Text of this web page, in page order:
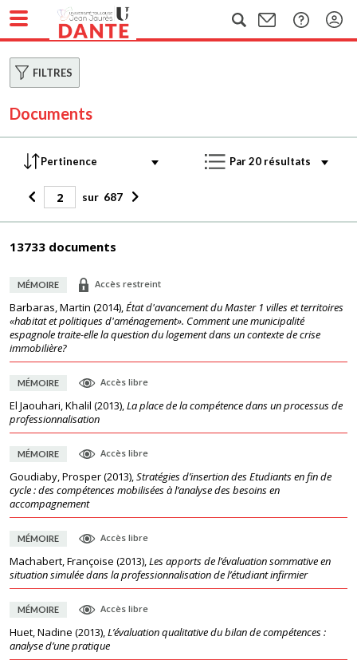
FILTRES
Documents
sur 687
13733 documents
MÉMOIRE Accès restreint
Barbaras, Martin (2014),État d'avancement du Master 1 villes et territoires
«habitat et politiques d'aménagement». Comment une municipalité
espagnole traite-elle la question du logement dans un contexte de crise
immobilière?
MÉMOIRE Accès libre
El Jaouhari, Khalil (2013),La place de la compétence dans un processus de
professionnalisation
MÉMOIRE Accès libre
Goudiaby, Prosper(2013),Stratégies d’insertion des Etudiants en fin de
cycle : des compétences mobilisées à l’analyse des besoins en
accompagnement
MÉMOIRE Accès libre
Machabert, Françoise (2013),Les apports de l’évaluation sommative en
situation simulée dans la professionnalisation de l’étudiant infirmier
MÉMOIRE Accès libre
Huet, Nadine (2013),L’évaluation qualitative du bilan de compétences :
analyse d’une pratique